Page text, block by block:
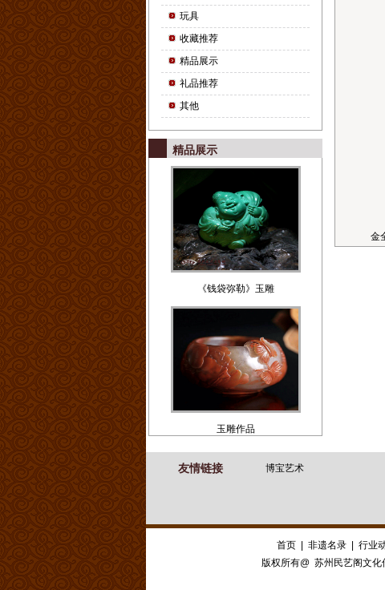
玩具
收藏推荐
精品展示
礼品推荐
其他
精品展示
《钱袋弥勒》玉雕
玉雕作品
金
友情链接 博宝艺术
首页 非遗名录 行业
版权所有@ 苏州民艺阁文